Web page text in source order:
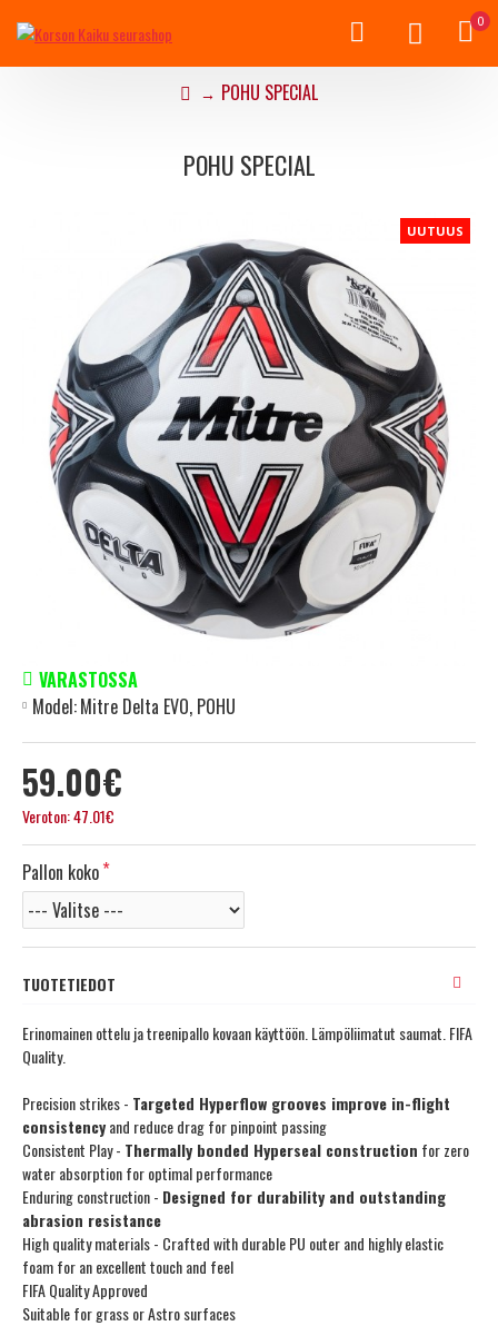
0
POHU SPECIAL
POHU SPECIAL
UUTUUS
59.00€
Veroton: 47.01€
VARASTOSSA
Model:Mitre Delta EVO, POHU
Pallon koko
TUOTETIEDOT
Erinomainen ottelu ja treenipallo kovaan käyttöön. Lämpöliimatut saumat. FIFA
Quality.
Precision strikes - Targeted Hyperflow grooves improve in-flight
consistencyand reduce drag for pinpoint passing
Consistent Play - Thermally bonded Hyperseal construction for zero
water absorption for optimal performance
Enduring construction - Designed for durability and outstanding
abrasion resistance
High quality materials - Crafted with durable PU outer and highly elastic
foam for an excellent touch and feel
FIFA Quality Approved
Suitable for grass or Astro surfaces